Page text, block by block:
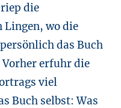
die
Lingen, wo die
das Buch
erfuhr die
viel
Buch selbst: Was